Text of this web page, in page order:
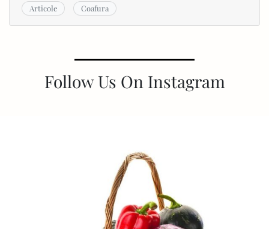
Articole Coafura
Follow Us On Instagram